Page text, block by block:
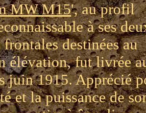
MW M15', au profil
à ses
frontales destinées au
élévation, fut livrée
juin 1915. Apprécié
et la puissance de